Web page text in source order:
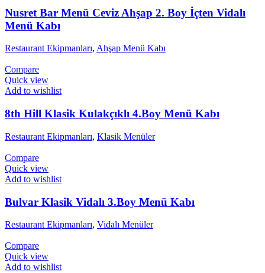
Nusret Bar Menü Ceviz Ahşap 2. Boy İçten Vidalı
Menü Kabı
Restaurant Ekipmanları, Ahşap Menü Kabı
Compare
Quick view
Add to wishlist
8th Hill Klasik Kulakçıklı 4.Boy Menü Kabı
Restaurant Ekipmanları, Klasik Menüler
Compare
Quick view
Add to wishlist
Bulvar Klasik Vidalı 3.Boy Menü Kabı
Restaurant Ekipmanları, Vidalı Menüler
Compare
Quick view
Add to wishlist